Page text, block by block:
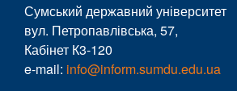
Сумський державний університет
вул. Петропавлівська, 57,
Кабінет К3-120
e-mail: info@inform.sumdu.edu.ua